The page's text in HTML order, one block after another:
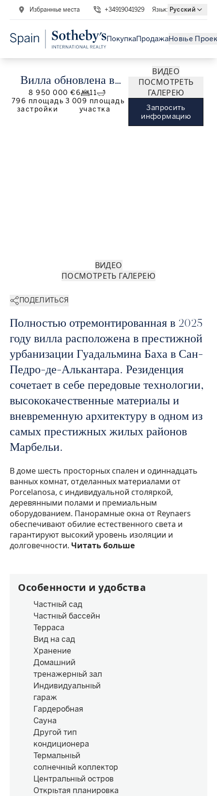
Избранные места +34919041929 Язык: Русский
ПокупкаПродажаНовые
Вилла обновлена в
Гуадальмине Баха,
Марбелья
8 950 000 €6
11
796 площадь
застройки
3 009 площадь
участка
ВИДЕО
ПОСМОТРЕТЬ
ГАЛЕРЕЮ
Запросить
информацию
ВИДЕО
ПОСМОТРЕТЬ ГАЛЕРЕЮ
ПОДЕЛИТЬСЯ
Полностью отремонтированная в 2025
году вилла расположена в престижной
урбанизации Гуадальмина Баха в Сан-
Педро-де-Алькантара. Резиденция
сочетает в себе передовые технологии,
высококачественные материалы и
вневременную архитектуру в одном из
самых престижных жилых районов
Марбельи.
В доме шесть просторных спален и одиннадцать
ванных комнат, отделанных материалами от
Porcelanosa, с индивидуальной столяркой,
деревянными полами и премиальным
оборудованием. Панорамные окна от Reynaers
обеспечивают обилие естественного света и
гарантируют высокий уровень изоляции и
долговечности. Читать больше
Особенности и удобства
Частный сад
Частный бассейн
Терраса
Вид на сад
Хранение
Домашний
тренажерный зал
Индивидуальный
гараж
Гардеробная
Сауна
Другой тип
кондиционера
Термальный
солнечный коллектор
Центральный остров
Открытая планировка